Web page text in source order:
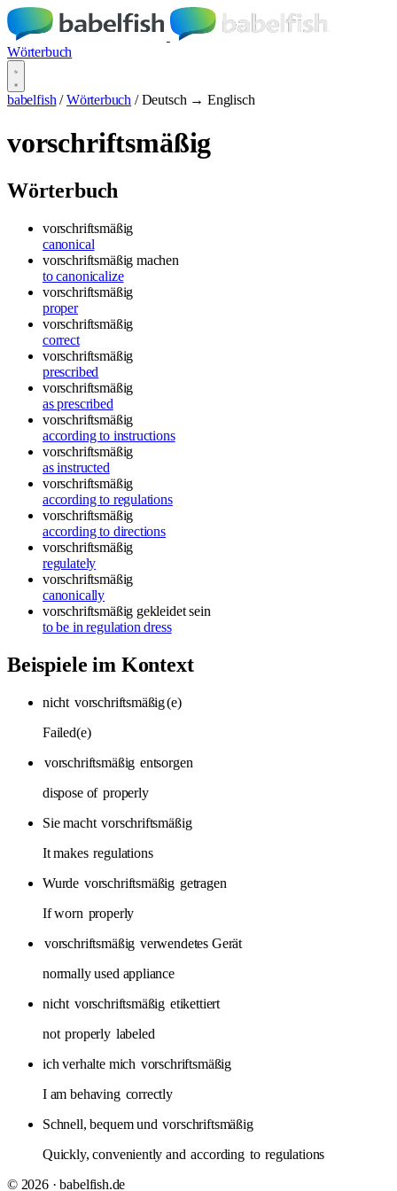
Wörterbuch
babelfish / Wörterbuch / Deutsch → Englisch
vorschriftsmäßig
Wörterbuch
vorschriftsmäßig
canonical
vorschriftsmäßig machen
to canonicalize
vorschriftsmäßig
proper
vorschriftsmäßig
correct
vorschriftsmäßig
prescribed
vorschriftsmäßig
as prescribed
vorschriftsmäßig
according to instructions
vorschriftsmäßig
as instructed
vorschriftsmäßig
according to regulations
vorschriftsmäßig
according to directions
vorschriftsmäßig
regulately
vorschriftsmäßig
canonically
vorschriftsmäßig gekleidet sein
to be in regulation dress
Beispiele im Kontext
nicht vorschriftsmäßig(e)
Failed(e)
vorschriftsmäßig entsorgen
dispose of properly
Sie macht vorschriftsmäßig
It makes regulations
Wurde vorschriftsmäßig getragen
If worn properly
vorschriftsmäßig verwendetes Gerät
normally used appliance
nicht vorschriftsmäßig etikettiert
not properly labeled
ich verhalte mich vorschriftsmäßig
I am behaving correctly
Schnell, bequem und vorschriftsmäßig
Quickly, conveniently and according to regulations
© 2026 · babelfish.de